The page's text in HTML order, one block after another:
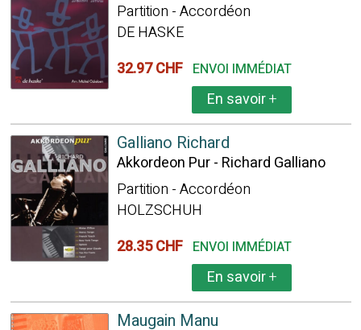
Partition - Accordéon
DE HASKE
32.97 CHF ENVOI IMMÉDIAT
En savoir+
Galliano Richard
Akkordeon Pur - Richard Galliano
Partition - Accordéon
HOLZSCHUH
28.35 CHF ENVOI IMMÉDIAT
En savoir+
Maugain Manu